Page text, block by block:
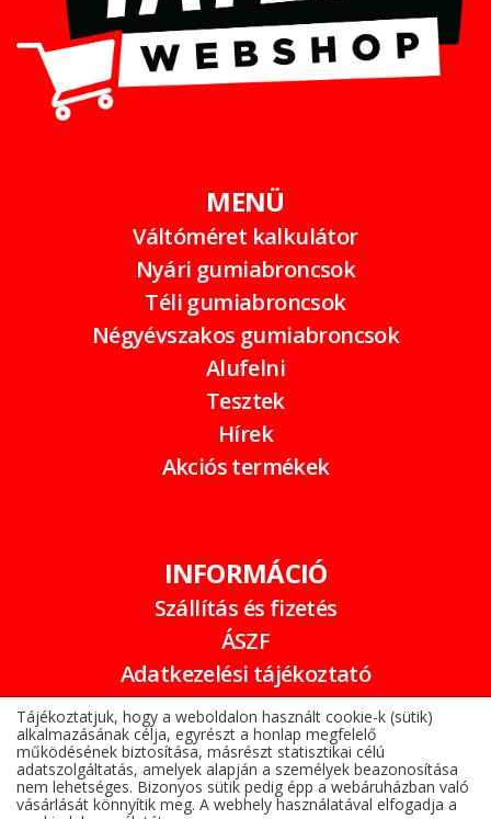
MENÜ
Váltóméret kalkulátor
Nyári gumiabroncsok
Téli gumiabroncsok
Négyévszakos gumiabroncsok
Alufelni
Tesztek
Hírek
Akciós termékek
INFORMÁCIÓ
Szállítás és fizetés
ÁSZF
Adatkezelési tájékoztató
Garancia
Online elállási nyilatkozat
Tájékoztatjuk, hogy a weboldalon használt cookie-k (sütik)
alkalmazásának célja, egyrészt a honlap megfelelő
működésének biztosítása, másrészt statisztikai célú
adatszolgáltatás, amelyek alapján a személyek beazonosítása
nem lehetséges. Bizonyos sütik pedig épp a webáruházban való
vásárlását könnyítik meg. A webhely használatával elfogadja a